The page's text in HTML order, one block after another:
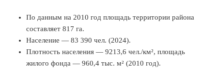
По данным на 2010 год площадь территории района
составляет 817 га.
Население — 83 390 чел. (2024).
Плотность населения — 9213,6 чел./км², площадь
жилого фонда — 960,4 тыс. м² (2010 год).